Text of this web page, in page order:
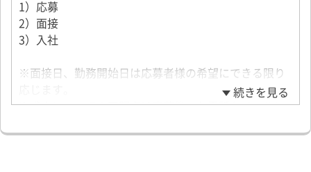
1）応募
2）面接
3）入社
※面接日、勤務開始日は応募者様の希望にできる限り
※求人についての不明点は応募後、お電話かメールに
続きを見る